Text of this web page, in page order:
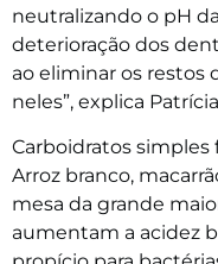
neutralizando o pH
deterioração dos
ao eliminar os restos
neles”, explica
Carboidratos simples
Arroz branco,
mesa da grande
aumentam a acidez